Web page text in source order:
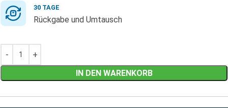
30 TAGE
Rückgabe und Umtausch
IN DEN WARENKORB